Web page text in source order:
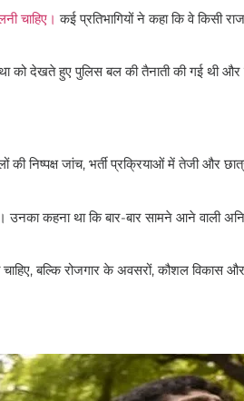
चाहिए। कई प्रतिभागियों ने कहा कि वे किसी
को देखते हुए पुलिस बल की तैनाती की गई थी और
की निष्पक्ष जांच, भर्ती प्रक्रियाओं में तेजी और
उनका कहना था कि बार-बार सामने आने वाली
चाहिए, बल्कि रोजगार के अवसरों, कौशल विकास